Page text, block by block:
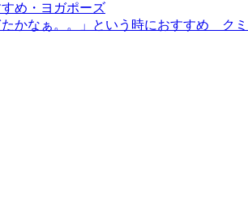
め・ヨガポーズ
たかなぁ。。」という時におすすめ ク